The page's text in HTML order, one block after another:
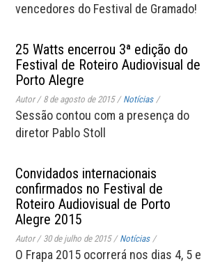
vencedores do Festival de Gramado!
25 Watts encerrou 3ª edição do
Festival de Roteiro Audiovisual de
Porto Alegre
Autor/ 8 de agosto de 2015 / Notícias /
Sessão contou com a presença do
diretor Pablo Stoll
Convidados internacionais
confirmados no Festival de
Roteiro Audiovisual de Porto
Alegre 2015
Autor/ 30 de julho de 2015 / Notícias /
O Frapa 2015 ocorrerá nos dias 4, 5 e